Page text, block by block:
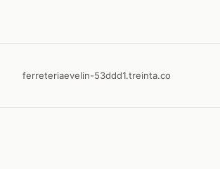
ferreteriaevelin-53ddd1.treinta.co